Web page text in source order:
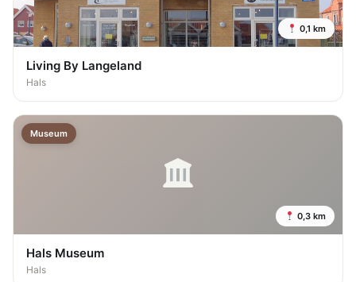
0,1 km
Living By Langeland
Hals
Museum
0,3 km
Hals Museum
Hals